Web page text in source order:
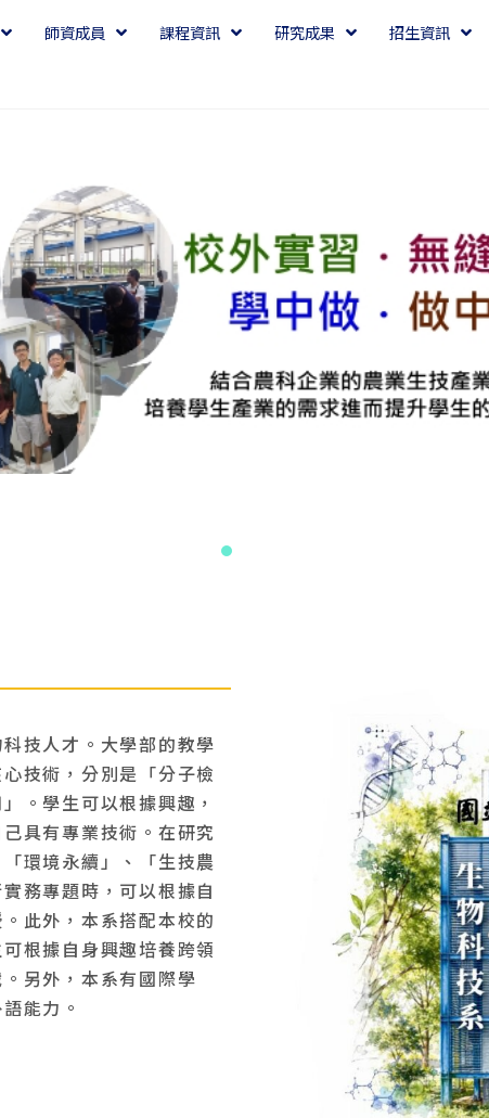
師資成員 課程資訊 研究成果
招生資訊
技人才。大學部的教學
技術，分別是「分子檢
。學生可以根據興趣，
具有專業技術。在研究
環境永續」、「生技農
務專題時，可以根據自
此外，本系搭配本校的
根據自身興趣培養跨領
另外，本系有國際學
能力。